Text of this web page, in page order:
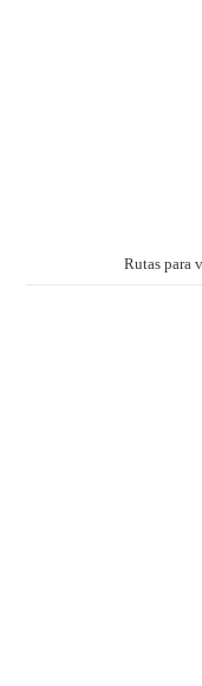
Rutas para